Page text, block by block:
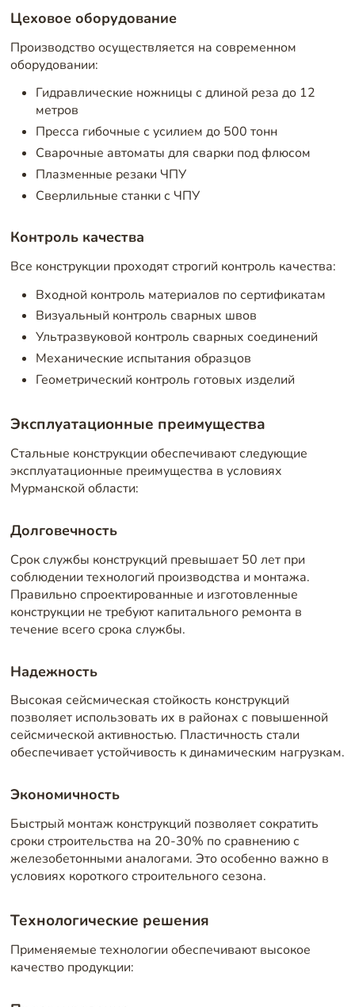
Цеховое оборудование
Производство осуществляется на современном
оборудовании:
Гидравлические ножницы с длиной реза до 12
метров
Пресса гибочные с усилием до 500 тонн
Сварочные автоматы для сварки под флюсом
Плазменные резаки ЧПУ
Сверлильные станки с ЧПУ
Контроль качества
Все конструкции проходят строгий контроль качества:
Входной контроль материалов по сертификатам
Визуальный контроль сварных швов
Ультразвуковой контроль сварных соединений
Механические испытания образцов
Геометрический контроль готовых изделий
Эксплуатационные преимущества
Стальные конструкции обеспечивают следующие
эксплуатационные преимущества в условиях
Мурманской области:
Долговечность
Срок службы конструкций превышает 50 лет при
соблюдении технологий производства и монтажа.
Правильно спроектированные и изготовленные
конструкции не требуют капитального ремонта в
течение всего срока службы.
Надежность
Высокая сейсмическая стойкость конструкций
позволяет использовать их в районах с повышенной
сейсмической активностью. Пластичность стали
обеспечивает устойчивость к динамическим нагрузкам.
Экономичность
Быстрый монтаж конструкций позволяет сократить
сроки строительства на 20-30% по сравнению с
железобетонными аналогами. Это особенно важно в
условиях короткого строительного сезона.
Технологические решения
Применяемые технологии обеспечивают высокое
качество продукции: